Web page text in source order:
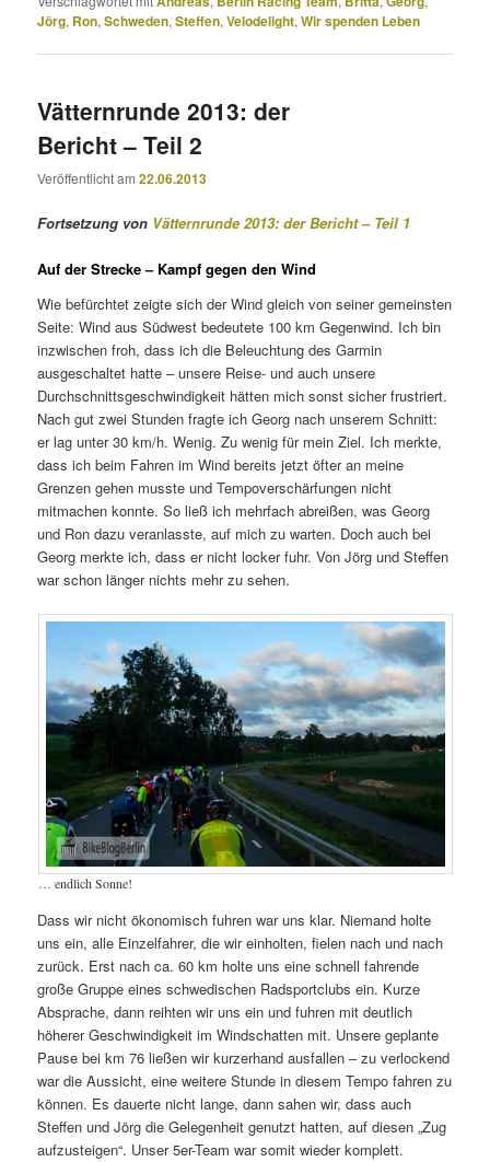
Jörg, Ron,Schweden,Steffen,Velodelight,Wir spenden Leben
Vätternrunde 2013: der
Bericht – Teil 2
Veröffentlicht am22.06.2013
Fortsetzung von Vätternrunde 2013: der Bericht – Teil 1
Auf der Strecke – Kampf gegen den Wind
Wie befürchtet zeigte sich der Wind gleich von seiner gemeinsten
Seite: Wind aus Südwest bedeutete 100 km Gegenwind. Ich bin
inzwischen froh, dass ich die Beleuchtung des Garmin
ausgeschaltet hatte – unsere Reise- und auch unsere
Durchschnittsgeschwindigkeit hätten mich sonst sicher frustriert.
Nach gut zwei Stunden fragte ich Georg nach unserem Schnitt:
er lag unter 30 km/h. Wenig. Zu wenig für mein Ziel. Ich merkte,
dass ich beim Fahren im Wind bereits jetzt öfter an meine
Grenzen gehen musste und Tempoverschärfungen nicht
mitmachen konnte. So ließ ich mehrfach abreißen, was Georg
und Ron dazu veranlasste, auf mich zu warten. Doch auch bei
Georg merkte ich, dass er nicht locker fuhr. Von Jörg und Steffen
war schon länger nichts mehr zu sehen.
… endlich Sonne!
Dass wir nicht ökonomisch fuhren war uns klar. Niemand holte
uns ein, alle Einzelfahrer, die wir einholten, fielen nach und nach
zurück. Erst nach ca. 60 km holte uns eine schnell fahrende
große Gruppe eines schwedischen Radsportclubs ein. Kurze
Absprache, dann reihten wir uns ein und fuhren mit deutlich
höherer Geschwindigkeit im Windschatten mit. Unsere geplante
Pause bei km 76 ließen wir kurzerhand ausfallen – zu verlockend
war die Aussicht, eine weitere Stunde in diesem Tempo fahren zu
können. Es dauerte nicht lange, dann sahen wir, dass auch
Steffen und Jörg die Gelegenheit genutzt hatten, auf diesen „Zug
aufzusteigen“. Unser 5er-Team war somit wieder komplett.